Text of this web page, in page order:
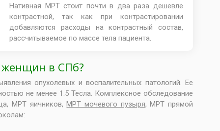
Нативная МРТ стоит почти в два раза дешевле
контрастной, так как при контрастировании
добавляются расходы на контрастный состав,
рассчитываемое по массе тела пациента.
женщин в СПб?
опухолевых и воспалительных патологий. Ее
не менее 1.5 Тесла. Комплексное обследование
МРТ яичников,МРТ мочевого пузыря, МРТ прямой